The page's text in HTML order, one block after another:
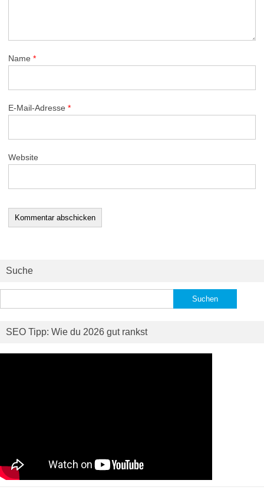
Name *
E-Mail-Adresse *
Website
Suche
nach:
SEO Tipp: Wie du 2026 gut rankst